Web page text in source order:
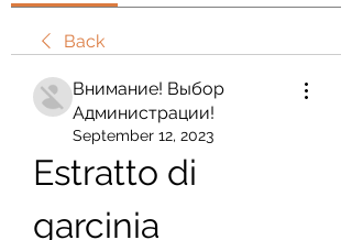
Back
Внимание! Выбор
Администрации!
September 12, 2023
Estratto di
garcinia